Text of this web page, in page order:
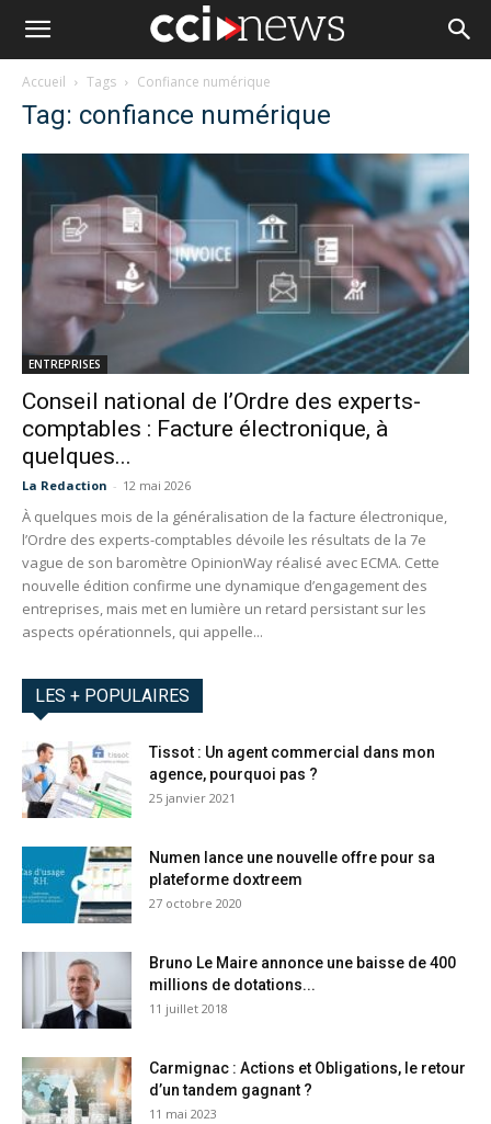
Accueil Tags Confiance numérique
Tag: confiance numérique
ENTREPRISES
Conseil national de l’Ordre des experts-
comptables : Facture électronique, à
quelques...
La Redaction - 12 mai 2026
À quelques mois de la généralisation de la facture électronique,
l’Ordre des experts-comptables dévoile les résultats de la 7e
vague de son baromètre OpinionWay réalisé avec ECMA. Cette
nouvelle édition confirme une dynamique d’engagement des
entreprises, mais met en lumière un retard persistant sur les
aspects opérationnels, qui appelle...
LES + POPULAIRES
Tissot : Un agent commercial dans mon
agence, pourquoi pas ?
25 janvier 2021
Numen lance une nouvelle offre pour sa
plateforme doxtreem
27 octobre 2020
Bruno Le Maire annonce une baisse de 400
millions de dotations...
11 juillet 2018
Carmignac : Actions et Obligations, le retour
d’un tandem gagnant ?
11 mai 2023